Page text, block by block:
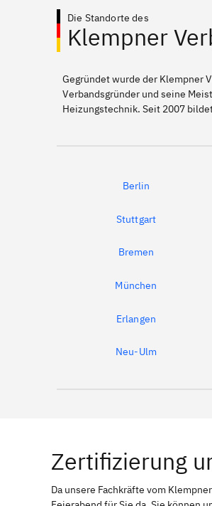
Die Standorte des
Klempner
Gegründet wurde der Klempner
Verbandsgründer und seine
Heizungstechnik. Seit 2007
Berlin
Stuttgart
Bremen
München
Erlangen
Neu-Ulm
Zertifizierung
Da unsere Fachkräfte vom